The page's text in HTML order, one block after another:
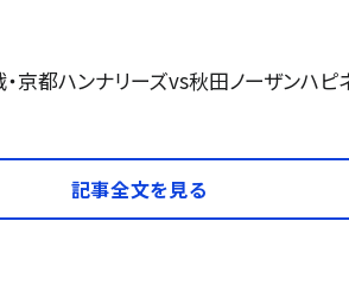
京都ハンナリーズvs秋田ノーザンハ
記事全文を見る